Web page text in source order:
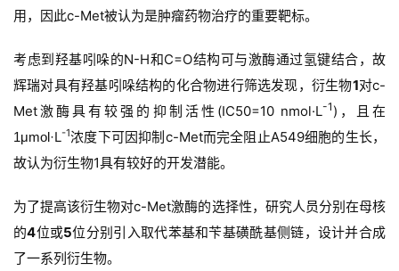
用，因此c-Met被认为是肿瘤药物治疗的重要靶标。
考虑到羟基吲哚的N-H和C=O结构可与激酶通过氢键结合，故
辉瑞对具有羟基吲哚结构的化合物进行筛选发现，衍生物1对c-
Met激酶具有较强的抑制活性(IC50=10 nmol·L-1 )，且在
1μmol·L-1浓度下可因抑制c-Met而完全阻止A549细胞的生长，
故认为衍生物1具有较好的开发潜能。
为了提高该衍生物对c-Met激酶的选择性，研究人员分别在母核
的4位或5位分别引入取代苯基和苄基磺酰基侧链，设计并合成
了一系列衍生物。